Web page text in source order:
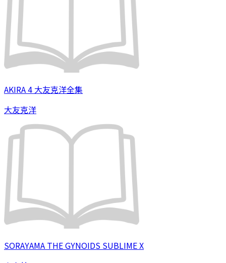
AKIRA 4 大友克洋全集
大友克洋
SORAYAMA THE GYNOIDS SUBLIME X